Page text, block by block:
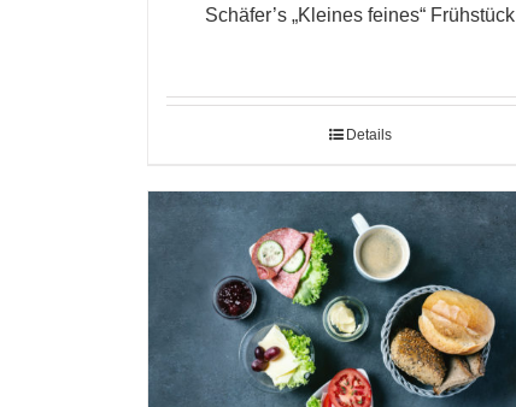
Schäfer’s „Kleines feines“ Frühstück
Details